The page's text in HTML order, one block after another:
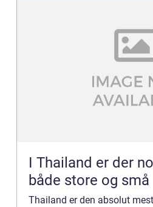
I Thailand er der
både store og små
Thailand er den absolut